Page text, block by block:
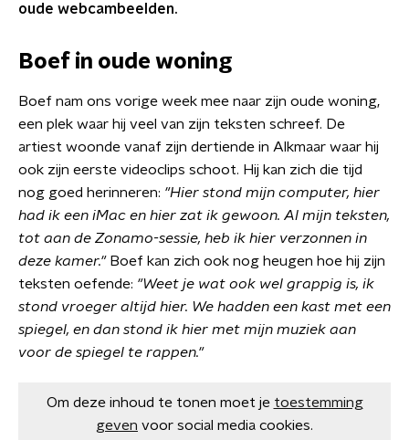
oude webcambeelden.
Boef in oude woning
Boef nam ons vorige week mee naar zijn oude woning,
een plek waar hij veel van zijn teksten schreef. De
artiest woonde vanaf zijn dertiende in Alkmaar waar hij
ook zijn eerste videoclips schoot. Hij kan zich die tijd
nog goed herinneren: "Hier stond mijn computer, hier
had ik een iMac en hier zat ik gewoon. Al mijn teksten,
tot aan de Zonamo-sessie, heb ik hier verzonnen in
deze kamer."Boef kan zich ook nog heugen hoe hij zijn
teksten oefende: "Weet je wat ook wel grappig is, ik
stond vroeger altijd hier. We hadden een kast met een
spiegel, en dan stond ik hier met mijn muziek aan
voor de spiegel te rappen."
Om deze inhoud te tonen moet je toestemming
geven voor social media cookies.